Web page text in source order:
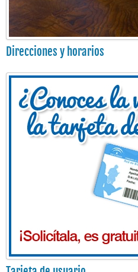
Direcciones y horarios